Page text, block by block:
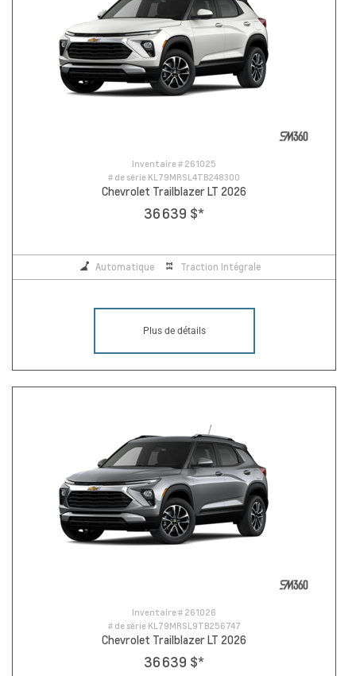
Inventaire # 261025
# de série KL79MRSL4TB248300
Chevrolet Trailblazer LT 2026
36 639 $*
Automatique Traction Intégrale
Plus de détails
Inventaire # 261026
# de série KL79MRSL9TB256747
Chevrolet Trailblazer LT 2026
36 639 $*